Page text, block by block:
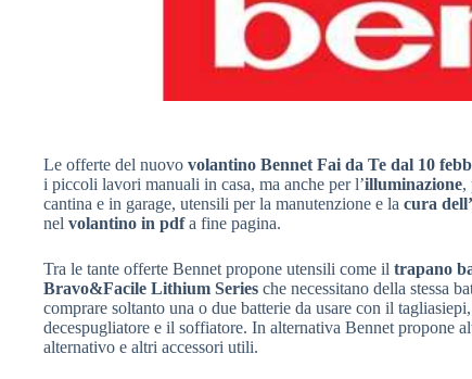
Le offerte del nuovo volantino Bennet Fai da Te dal 10
i piccoli lavori manuali in casa, ma anche per l’illuminazione,
cantina e in garage, utensili per la manutenzione e la cura
nel volantino in pdfa fine pagina.
Tra le tante offerte Bennet propone utensili come il trapano
Bravo&Facile Lithium Series che necessitano della stessa
comprare soltanto una o due batterie da usare con il
decespugliatore e il soffiatore. In alternativa Bennet propone
alternativo e altri accessori utili.